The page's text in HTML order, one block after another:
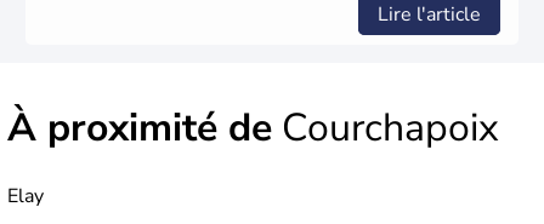
Lire l'article
À proximité de Courchapoix
Elay